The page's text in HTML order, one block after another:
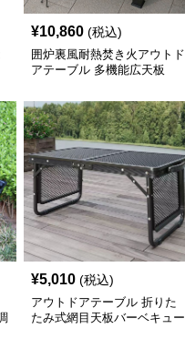
¥10,860 (税込)
囲炉裏風耐熱焚き火アウトド
アテーブル 多機能広天板
¥5,010 (税込)
アウトドアテーブル 折りた
たみ式網目天板バーベキュー